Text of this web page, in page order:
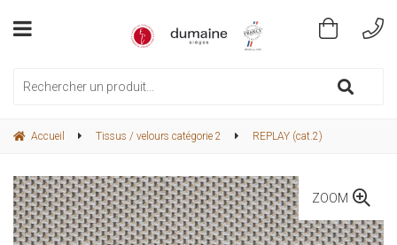
Accueil Tissus / velours catégorie 2 REPLAY (cat.2)
ZOOM